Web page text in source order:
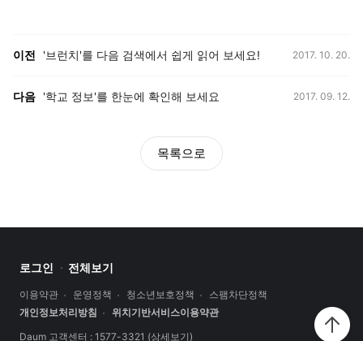
이전 '브런치'를 다음 검색에서 쉽게 읽어 보세요! 2017. 10. 20.
다음 '학교 정보'를 한눈에 확인해 보세요 2017. 09. 12.
목록으로
로그인 전체보기
이용약관 운영정책 청소년보호정책
스팸차단정책
개인정보처리방침
위치기반서비스이용약관
Daum 고객센터 : 1577-3321 (상세보기)